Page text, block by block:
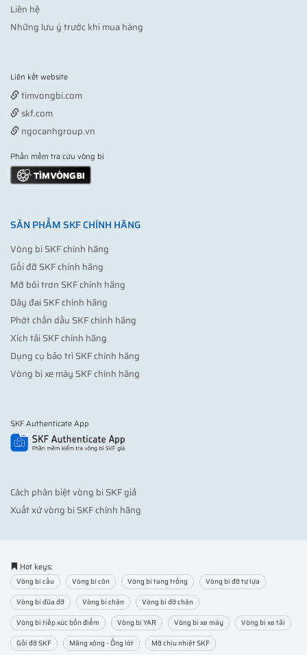
Liên hệ
Những lưu ý trước khi mua hàng
Liên kết website
timvongbi.com
skf.com
ngocanhgroup.vn
Phần mềm tra cứu vòng bi
SẢN PHẨM SKF CHÍNH HÃNG
Vòng bi SKF chính hãng
Gối đỡ SKF chính hãng
Mỡ bôi trơn SKF chính hãng
Dây đai SKF chính hãng
Phớt chắn dầu SKF chính hãng
Xích tải SKF chính hãng
Dụng cụ bảo trì SKF chính hãng
Vòng bi xe máy SKF chính hãng
SKF Authenticate App
Cách phân biệt vòng bi SKF giả
Xuất xứ vòng bi SKF chính hãng
Hot keys:
Vòng bi cầu Vòng bi côn Vòng bi tang trống
Vòng bi đỡ tự lựa
Vòng bi đũa đỡ
Vòng bi chặn
Vòng bi đỡ chặn
Vòng bi tiếp xúc bốn điểm
Vòng bi YAR Vòng bi xe máy
Vòng bi xe tải
Gối đỡ SKF
Măng xông - Ống lót
Mỡ chịu nhiệt SKF